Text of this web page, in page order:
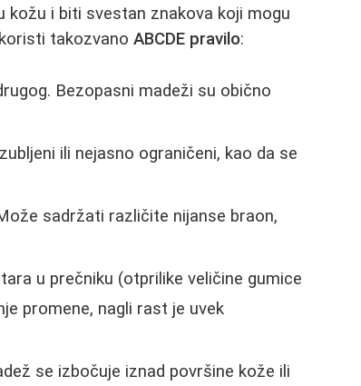
kožu i biti svestan znakova koji mogu
takozvanoABCDE pravilo:
Bezopasni madeži su obično
ili nejasno ograničeni, kao da se
sadržati različite nijanse braon,
u prečniku (otprilike veličine gumice
promene, nagli rast je uvek
se izbočuje iznad površine kože ili